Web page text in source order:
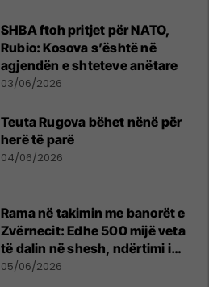
SHBA ftoh pritjet për NATO,
Rubio: Kosova s’është në
agjendën e shteteve anëtare
03/06/2026
Teuta Rugova bëhet nënë për
herë të parë
04/06/2026
Rama në takimin me banorët e
Zvërnecit: Edhe 500 mijë veta
të dalin në shesh, ndërtimi i
resortit nuk anulohet
05/06/2026